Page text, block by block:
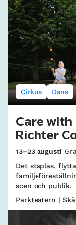
Cirkus Dans
Care with
Richter
13–23 augusti
Det staplas,
scen och publik.
Parkteatern |